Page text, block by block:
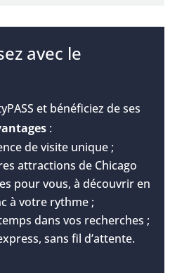
avec le
et bénéficiez de ses
:
de visite unique ;
attractions de Chicago
pour vous, à découvrir en
à votre rythme ;
dans vos recherches ;
sans fil d’attente.